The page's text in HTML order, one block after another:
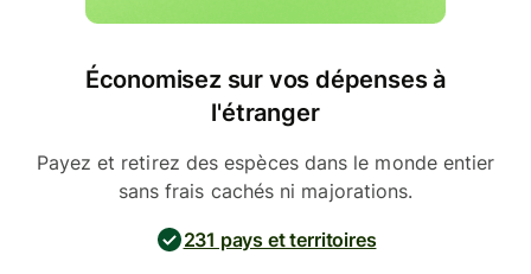
Économisez sur vos dépenses à
l'étranger
Payez et retirez des espèces dans le monde entier
sans frais cachés ni majorations.
231 pays et territoires